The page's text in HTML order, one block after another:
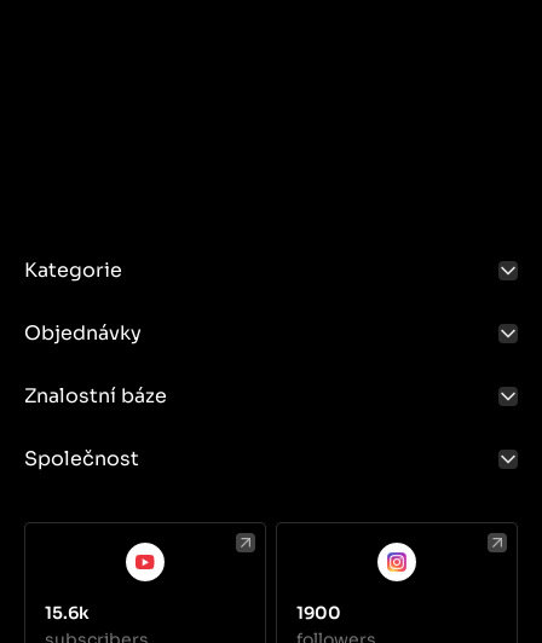
Kategorie
Objednávky
Znalostní báze
Společnost
15.6k
1900